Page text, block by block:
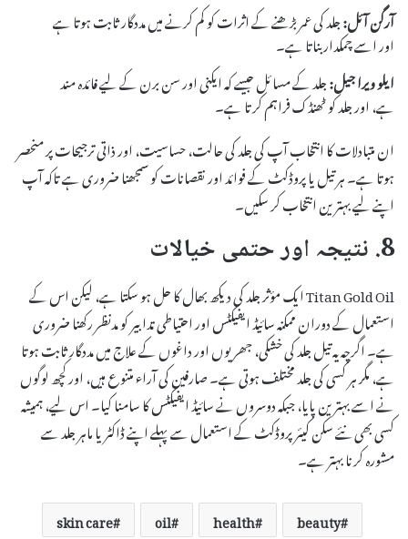
آرگن آئل:جلد کی عمر بڑھنے کے اثرات کو کم کرنے میں مددگار ثابت ہوتا ہے
اور اسے چمکدار بناتا ہے۔
ایلو ویرا جیل:جلد کے مسائل جیسے کہ ایکنی اور سن برن کے لیے فائدہ مند
ہے، اور جلد کو ٹھنڈک فراہم کرتا ہے۔
ان متبادلات کا انتخاب آپ کی جلد کی حالت، حساسیت، اور ذاتی ترجیحات پر منحصر
ہوتا ہے۔ ہر تیل یا پروڈکٹ کے فوائد اور نقصانات کو سمجھنا ضروری ہے تاکہ آپ
اپنے لیے بہترین انتخاب کر سکیں۔
8. نتیجہ اور حتمی خیالات
Titan Gold Oil ایک مؤثر جلد کی دیکھ بھال کا حل ہو سکتا ہے، لیکن اس کے
استعمال کے دوران ممکنہ سائیڈ ایفیکٹس اور احتیاطی تدابیر کو مدنظر رکھنا ضروری
ہے۔ اگرچہ یہ تیل جلد کی خشکی، جھریوں اور داغوں کے علاج میں مددگار ثابت ہوتا
ہے، مگر ہر کسی کی جلد مختلف ہوتی ہے۔ صارفین کی آراء متنوع ہیں، اور کچھ لوگوں
نے اسے بہترین پایا، جبکہ دوسروں نے سائیڈ ایفیکٹس کا سامنا کیا۔ اس لیے، ہمیشہ
کسی بھی نئے سکن کیئر پروڈکٹ کے استعمال سے پہلے اپنے ڈاکٹر یا ماہر جلد سے
مشورہ کرنا بہتر ہے۔
beauty
health
oil
skin care